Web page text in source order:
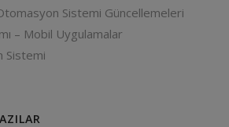
Sistemi Güncellemeleri
– Mobil Uygulamalar
Sistemi